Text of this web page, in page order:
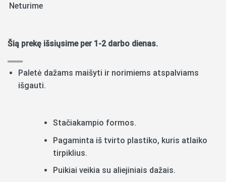
Neturime
Šią prekę išsiųsime per 1-2 darbo dienas.
Paletė dažams maišyti ir norimiems atspalviams
išgauti.
Stačiakampio formos.
Pagaminta iš tvirto plastiko, kuris atlaiko
tirpiklius.
Puikiai veikia su aliejiniais dažais.